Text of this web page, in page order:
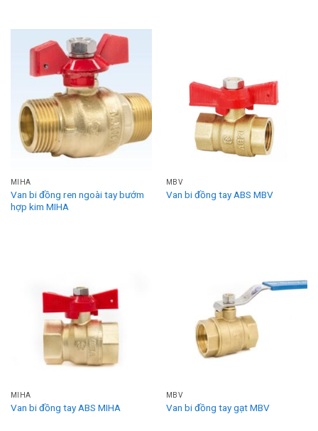
MIHA
Van bi đồng ren ngoài tay bướm
hợp kim MIHA
MBV
Van bi đồng tay ABS MBV
MIHA
Van bi đồng tay ABS MIHA
MBV
Van bi đồng tay gạt MBV